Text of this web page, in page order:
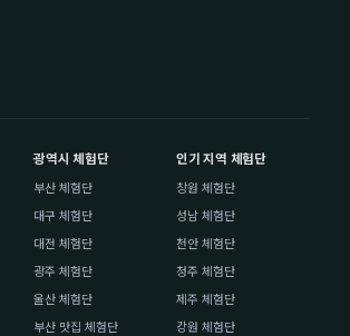
광역시 체험단
부산 체험단
대구 체험단
대전 체험단
광주 체험단
울산 체험단
부산 맛집 체험단
인기 지역 체험단
창원 체험단
성남 체험단
천안 체험단
청주 체험단
제주 체험단
강원 체험단